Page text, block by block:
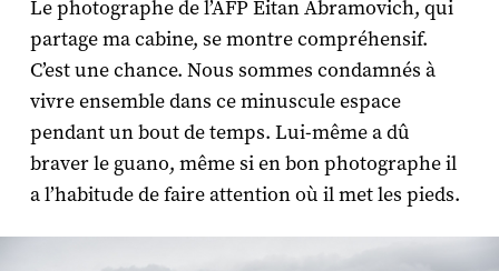
Le photographe de l’AFP Eitan Abramovich, qui
partage ma cabine, se montre compréhensif.
C’est une chance. Nous sommes condamnés à
vivre ensemble dans ce minuscule espace
pendant un bout de temps. Lui-même a dû
braver le guano, même si en bon photographe il
a l’habitude de faire attention où il met les pieds.